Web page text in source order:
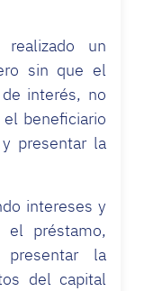
un
sin que el
interés, no
beneficiario
presentar la
intereses y
el préstamo,
la
del capital